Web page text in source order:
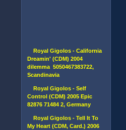
Royal Gigolos - California
Dreamin' (CDM) 2004
dilemma 5050467383722,
Scandinavia
Royal Gigolos - Self
Control (CDM) 2005 Epic
82876 71484 2, Germany
Royal Gigolos - Tell It To
My Heart (CDM, Card.) 2006